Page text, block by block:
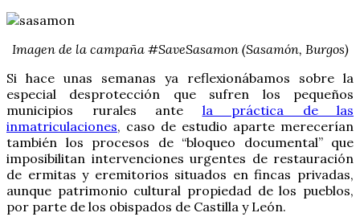
Imagen de la campaña #SaveSasamon (Sasamón, Burgos)
Si hace unas semanas ya reflexionábamos sobre la
especial desprotección que sufren los pequeños
municipios rurales ante la práctica de las
inmatriculaciones, caso de estudio aparte merecerían
también los procesos de “bloqueo documental” que
imposibilitan intervenciones urgentes de restauración
de ermitas y eremitorios situados en fincas privadas,
aunque patrimonio cultural propiedad de los pueblos,
por parte de los obispados de Castilla y León.